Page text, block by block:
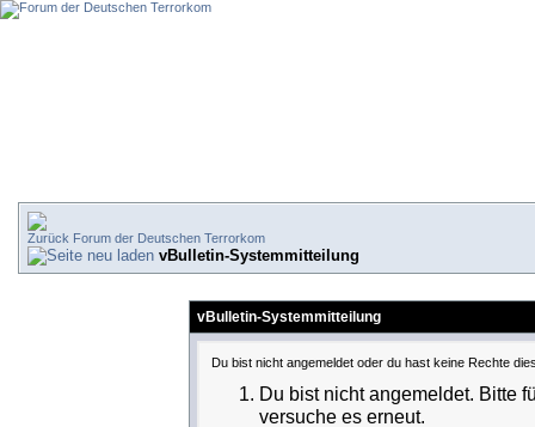
Forum der Deutschen Terrorkom
vBulletin-Systemmitteilung
vBulletin-Systemmitteilung
Du bist nicht angemeldet oder du hast keine Rechte
Du bist nicht angemeldet. Bitte
versuche es erneut.